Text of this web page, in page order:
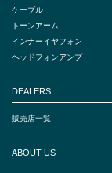
ケーブル
トーンアーム
インナーイヤフォン
ヘッドフォンアンプ
DEALERS
販売店一覧
ABOUT US